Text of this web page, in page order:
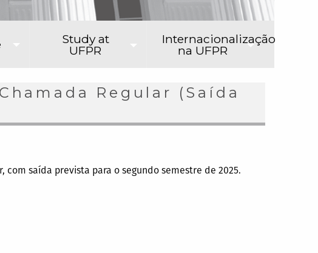
Study at
UFPR
Internacionalização
na UFPR
Regular (Saída
saída prevista para o segundo semestre de 2025.